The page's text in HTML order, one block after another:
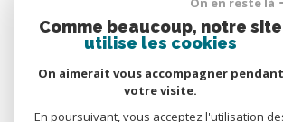
Comme beaucoup, notre site
utilise les cookies
On aimerait vous accompagner pendant
votre visite.
En poursuivant, vous acceptez l'utilisation